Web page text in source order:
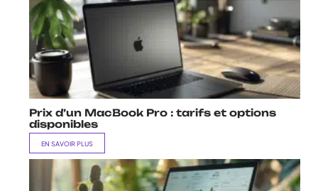
Prix d’un MacBook Pro : tarifs et options
disponibles
EN SAVOIR PLUS